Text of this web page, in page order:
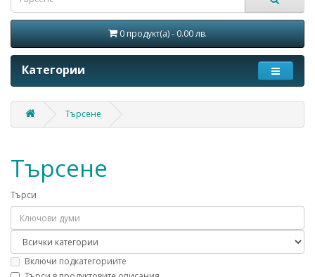
0 продукт(а) - 0.00 лв.
Категории
Търсене
Търсене
Търси
Включи подкатегориите